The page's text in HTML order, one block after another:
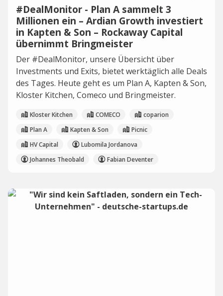
#DealMonitor - Plan A sammelt 3
Millionen ein – Ardian Growth investiert
in Kapten & Son – Rockaway Capital
übernimmt Bringmeister
Der #DealMonitor, unsere Übersicht über
Investments und Exits, bietet werktäglich alle Deals
des Tages. Heute geht es um Plan A, Kapten & Son,
Kloster Kitchen, Comeco und Bringmeister.
Kloster Kitchen COMECO
coparion
Plan A
Kapten & Son
Picnic
HV Capital
Lubomila Jordanova
Johannes Theobald
Fabian Deventer